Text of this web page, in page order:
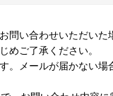
い合わせいただいた
めご了承ください。
。メールが届かな